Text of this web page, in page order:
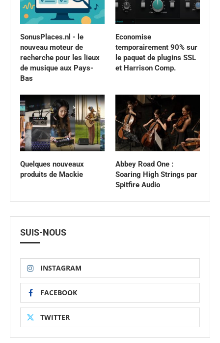
SonusPlaces.nl - le
nouveau moteur de
recherche pour les lieux
de musique aux Pays-
Bas
Economise
temporairement 90% sur
le paquet de plugins SSL
et Harrison Comp.
Quelques nouveaux
produits de Mackie
Abbey Road One :
Soaring High Strings par
Spitfire Audio
SUIS-NOUS
INSTAGRAM
FACEBOOK
TWITTER